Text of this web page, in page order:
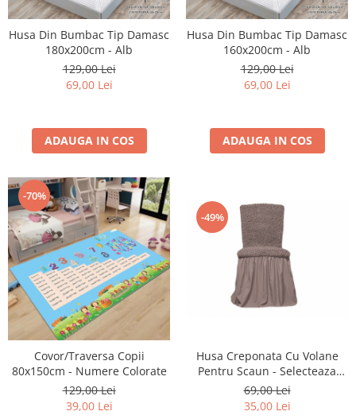
Lenjerii Creponate
Lenjerii pentru PASTE
Set Lenjerie + Draperii Pat Dublu
Husa Din Bumbac Tip Damasc
180x200cm - Alb
129,00 Lei
69,00 Lei
ADAUGA IN COS
Husa Din Bumbac Tip Damasc
160x200cm - Alb
129,00 Lei
69,00 Lei
ADAUGA IN COS
-70%
Covor/Traversa Copii
80x150cm - Numere Colorate
129,00 Lei
39,00 Lei
-49%
Husa Creponata Cu Volane
Pentru Scaun - Selecteaza
Culoarea Dorita
69,00 Lei
35,00 Lei